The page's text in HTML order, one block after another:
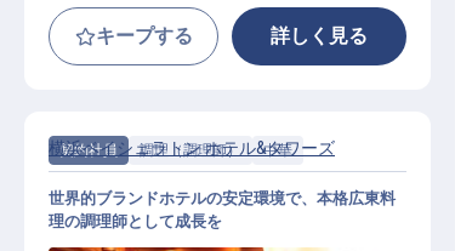
キープする 詳しく見る
契約社員 調理（調理師） 中華
横浜ベイシェラトン ホテル&タワーズ
世界的ブランドホテルの安定環境で、本格広東料
理の調理師として成長を